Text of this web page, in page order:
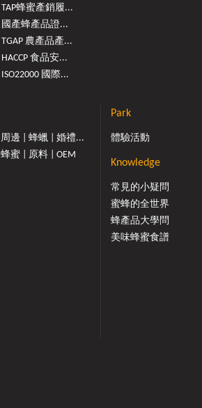
TAP蜂蜜產銷履...
國產蜂產品證...
TGAP 農產品產...
HACCP 食品安...
ISO22000 國際...
周邊 | 蜂蠟 | 婚禮...
蜂蜜 | 原料 | OEM
Park
體驗活動
Knowledge
常見的小疑問
蜜蜂的全世界
蜂產品大學問
美味蜂蜜食譜